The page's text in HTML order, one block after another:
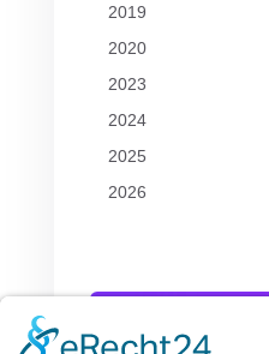
2019
2020
2023
2024
2025
2026
Fragen